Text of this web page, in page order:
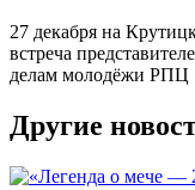
27 декабря на
встреча
делам молодёжи РПЦ
Другие